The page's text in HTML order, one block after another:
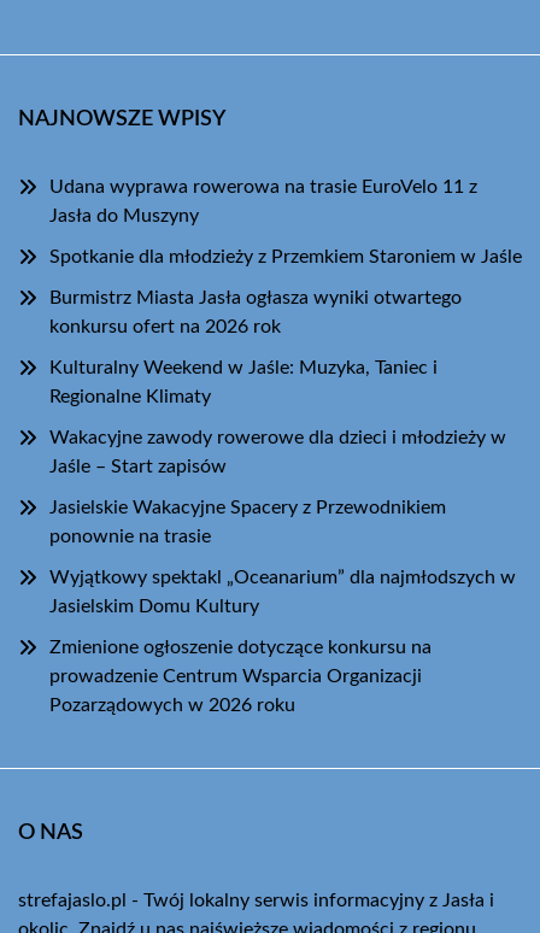
NAJNOWSZE WPISY
Udana wyprawa rowerowa na trasie EuroVelo 11 z
Jasła do Muszyny
Spotkanie dla młodzieży z Przemkiem Staroniem w Jaśle
Burmistrz Miasta Jasła ogłasza wyniki otwartego
konkursu ofert na 2026 rok
Kulturalny Weekend w Jaśle: Muzyka, Taniec i
Regionalne Klimaty
Wakacyjne zawody rowerowe dla dzieci i młodzieży w
Jaśle – Start zapisów
Jasielskie Wakacyjne Spacery z Przewodnikiem
ponownie na trasie
Wyjątkowy spektakl „Oceanarium” dla najmłodszych w
Jasielskim Domu Kultury
Zmienione ogłoszenie dotyczące konkursu na
prowadzenie Centrum Wsparcia Organizacji
Pozarządowych w 2026 roku
O NAS
strefajaslo.pl - Twój lokalny serwis informacyjny z Jasła i